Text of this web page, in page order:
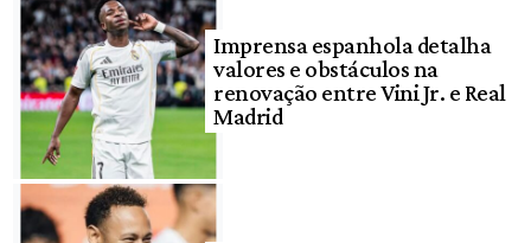
Imprensa espanhola detalha
valores e obstáculos na
renovação entre Vini Jr. e Real
Madrid